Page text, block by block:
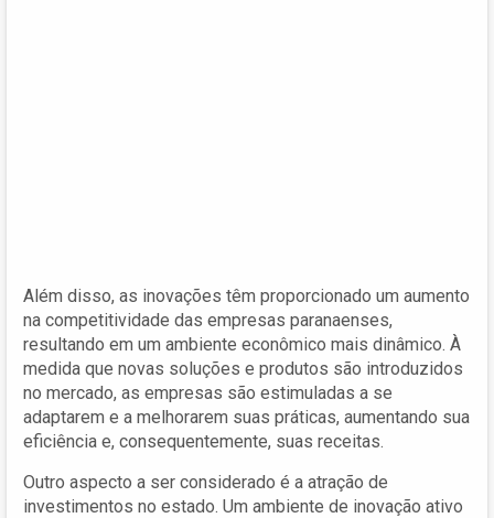
Além disso, as inovações têm proporcionado um aumento
na competitividade das empresas paranaenses,
resultando em um ambiente econômico mais dinâmico. À
medida que novas soluções e produtos são introduzidos
no mercado, as empresas são estimuladas a se
adaptarem e a melhorarem suas práticas, aumentando sua
eficiência e, consequentemente, suas receitas.
Outro aspecto a ser considerado é a atração de
investimentos no estado. Um ambiente de inovação ativo